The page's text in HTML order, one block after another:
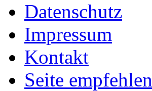
Datenschutz
Impressum
Kontakt
Seite empfehlen